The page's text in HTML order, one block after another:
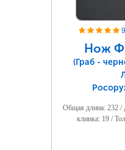
Нож
(Граб -
Общая длина: 232 /
клинка: 19 /